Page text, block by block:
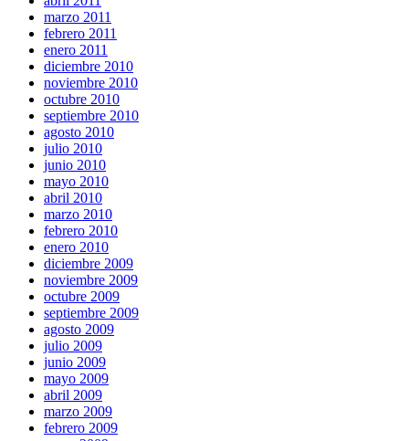
marzo 2011
febrero 2011
enero 2011
diciembre 2010
noviembre 2010
octubre 2010
septiembre 2010
agosto 2010
julio 2010
junio 2010
mayo 2010
abril 2010
marzo 2010
febrero 2010
enero 2010
diciembre 2009
noviembre 2009
octubre 2009
septiembre 2009
agosto 2009
julio 2009
junio 2009
mayo 2009
abril 2009
marzo 2009
febrero 2009